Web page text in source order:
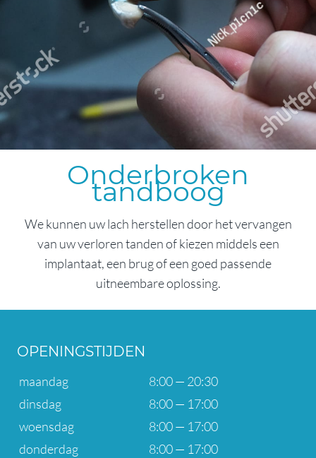
Onderbroken
tandboog
We kunnen uw lach herstellen door het vervangen
van uw verloren tanden of kiezen middels een
implantaat, een brug of een goed passende
uitneembare oplossing.
OPENINGSTIJDEN
maandag
8:00 — 20:30
dinsdag
8:00 — 17:00
woensdag
8:00 — 17:00
donderdag
8:00 — 17:00